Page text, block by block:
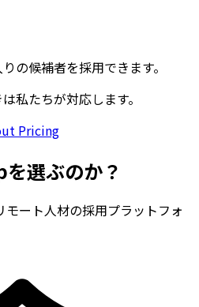
の候補者を採用できます。
私たちが対応します。
Pricing
選ぶのか？
モート人材の採用プラットフォ